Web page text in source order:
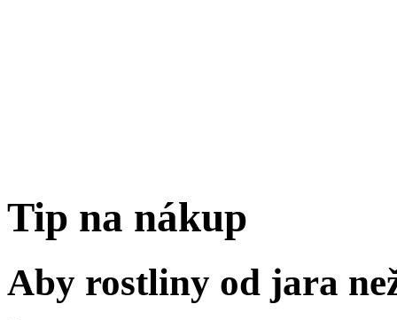
Tip na nákup
Aby rostliny od jara